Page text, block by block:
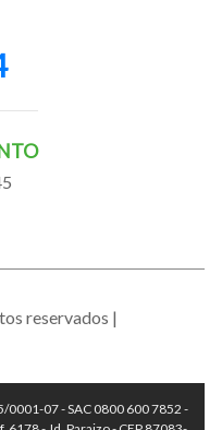
reservados |
0001-07 - SAC 0800 600 7852 -